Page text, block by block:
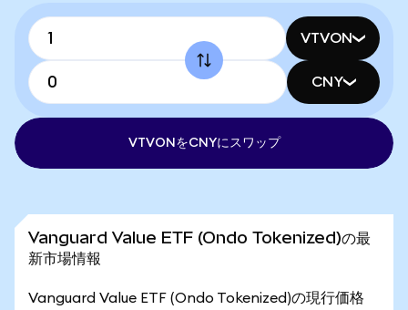
VTVON
CNY
VTVONをCNYにスワップ
Vanguard Value ETF (Ondo Tokenized)の最
新市場情報
Vanguard Value ETF (Ondo Tokenized)の現行価格